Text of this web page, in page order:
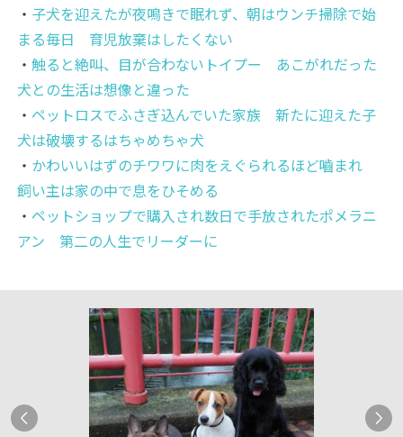
・ 子犬を迎えたが夜鳴きで眠れず、朝はウンチ掃除で始
まる毎日 育児放棄はしたくない
・触ると絶叫、目が合わないトイプー あこがれだった
犬との生活は想像と違った
・ペットロスでふさぎ込んでいた家族 新たに迎えた子
犬は破壊するはちゃめちゃ犬
・ かわいいはずのチワワに肉をえぐられるほど嚙まれ
飼い主は家の中で息をひそめる
・ペットショップで購入され数日で手放されたポメラニ
アン 第二の人生でリーダーに